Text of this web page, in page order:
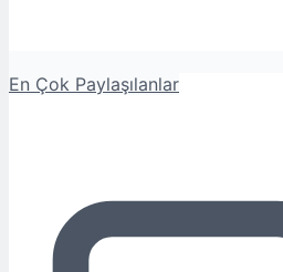
En Çok Paylaşılanlar